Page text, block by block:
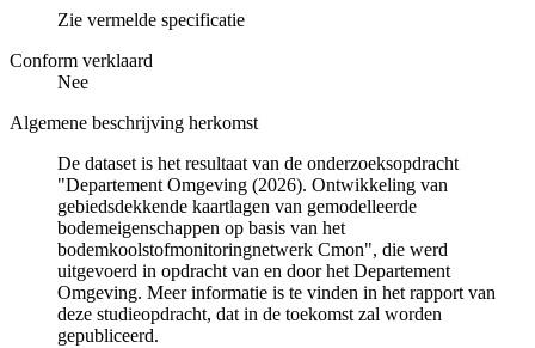
Zie vermelde specificatie
Conform verklaard
Nee
Algemene beschrijving herkomst
De dataset is het resultaat van de onderzoeksopdracht
"Departement Omgeving (2026). Ontwikkeling van
gebiedsdekkende kaartlagen van gemodelleerde
bodemeigenschappen op basis van het
bodemkoolstofmonitoringnetwerk Cmon", die werd
uitgevoerd in opdracht van en door het Departement
Omgeving. Meer informatie is te vinden in het rapport van
deze studieopdracht, dat in de toekomst zal worden
gepubliceerd.